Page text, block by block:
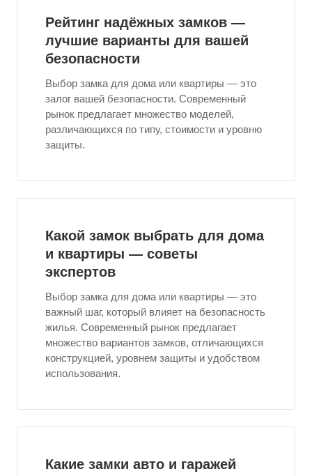
Рейтинг надёжных замков —
лучшие варианты для вашей
безопасности
Выбор замка для дома или квартиры — это
залог вашей безопасности. Современный
рынок предлагает множество моделей,
различающихся по типу, стоимости и уровню
защиты.
Какой замок выбрать для дома
и квартиры — советы
экспертов
Выбор замка для дома или квартиры — это
важный шаг, который влияет на безопасность
жилья. Современный рынок предлагает
множество вариантов замков, отличающихся
конструкцией, уровнем защиты и удобством
использования.
Какие замки авто и гаражей